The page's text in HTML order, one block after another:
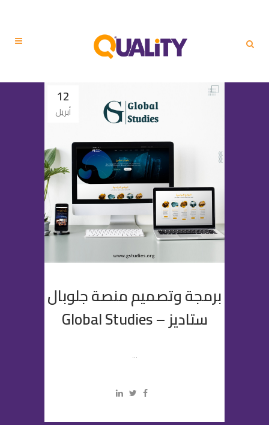
12
أبريل
برمجة وتصميم منصة جلوبال
ستاديز – Global Studies
...